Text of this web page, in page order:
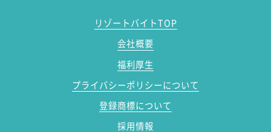
リゾートバイトTOP
会社概要
福利厚生
プライバシーポリシーについて
登録商標について
採用情報